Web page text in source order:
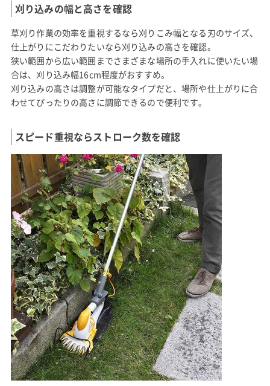
刈り込みの幅と高さを確認
草刈り作業の効率を重視するなら刈りこみ幅となる刃のサイズ、
仕上がりにこだわりたいなら刈り込みの高さを確認。
狭い範囲から広い範囲までさまざまな場所の手入れに使いたい場
合は、刈り込み幅16cm程度がおすすめ。
刈り込みの高さは調整が可能なタイプだと、場所や仕上がりに合
わせてぴったりの高さに調節できるので便利です。
スピード重視ならストローク数を確認